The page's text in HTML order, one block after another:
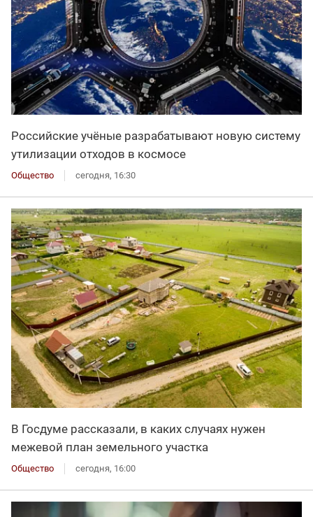
Российские учёные разрабатывают новую систему
утилизации отходов в космосе
Общество сегодня, 16:30
В Госдуме рассказали, в каких случаях нужен
межевой план земельного участка
Общество сегодня, 16:00